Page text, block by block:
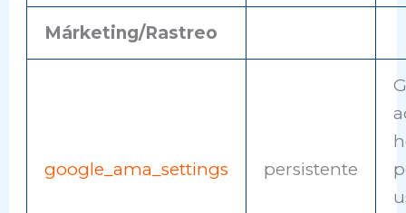
Márketing/Rastreo
google_ama_settings persistente